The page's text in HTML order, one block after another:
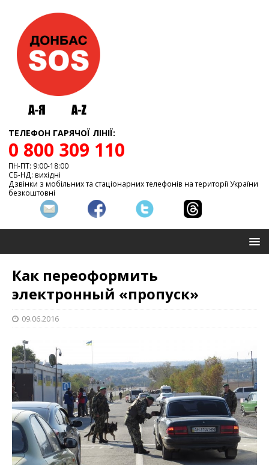
ТЕЛЕФОН ГАРЯЧОЇ ЛІНІЇ:
0 800 309 110
ПН-ПТ: 9:00-18:00
СБ-НД: вихідні
Дзвінки з мобільних та стаціонарних телефонів на території України
безкоштовні
Как переоформить
электронный «пропуск»
09.06.2016